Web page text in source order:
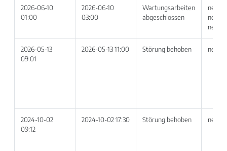
2026-06-10
01:00
2026-06-10
03:00
Wartungsarbeiten
abgeschlossen
2026-05-13
09:01
2026-05-13 11:00 Störung behoben
2024-10-02
09:12
2024-10-02 17:30 Störung behoben